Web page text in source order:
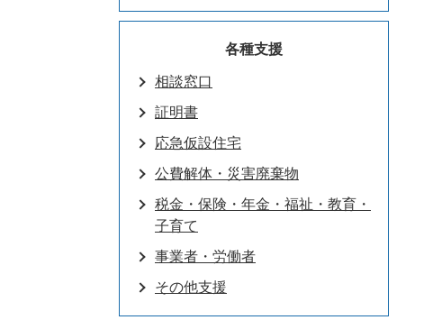
各種支援
相談窓口
証明書
応急仮設住宅
公費解体・災害廃棄物
税金・保険・年金・福祉・教育・
子育て
事業者・労働者
その他支援